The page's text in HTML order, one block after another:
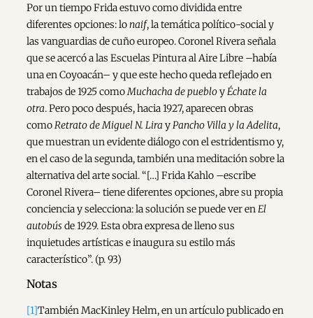
Por un tiempo Frida estuvo como dividida entre
diferentes opciones: lonaif, la temática político-social y
las vanguardias de cuño europeo. Coronel Rivera señala
que se acercó a las Escuelas Pintura al Aire Libre –había
una en Coyoacán– y que este hecho queda reflejado en
trabajos de 1925 comoMuchacha de puebloyÉchate la
otra. Pero poco después, hacia 1927, aparecen obras
comoRetrato de Miguel N. Lira yPancho Villa y la Adelita,
que muestran un evidente diálogo con el estridentismo y,
en el caso de la segunda, también una meditación sobre la
alternativa del arte social. “[…] Frida Kahlo –escribe
Coronel Rivera– tiene diferentes opciones, abre su propia
conciencia y selecciona: la solución se puede ver enEl
autobúsde 1929. Esta obra expresa de lleno sus
inquietudes artísticas e inaugura su estilo más
característico”. (p. 93)
Notas
[1]También MacKinley Helm, en un artículo publicado en